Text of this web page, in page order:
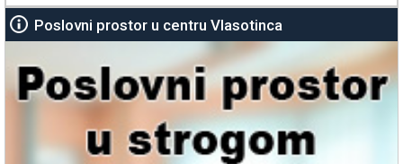
Poslovni prostor u centru Vlasotinca